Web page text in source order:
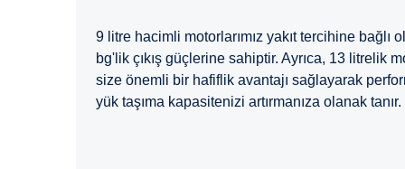
9 litre hacimli motorlarımız yakıt tercihine bağlı
bg'lik çıkış güçlerine sahiptir. Ayrıca, 13 litrelik
size önemli bir hafiflik avantajı sağlayarak
yük taşıma kapasitenizi artırmanıza olanak tanır.